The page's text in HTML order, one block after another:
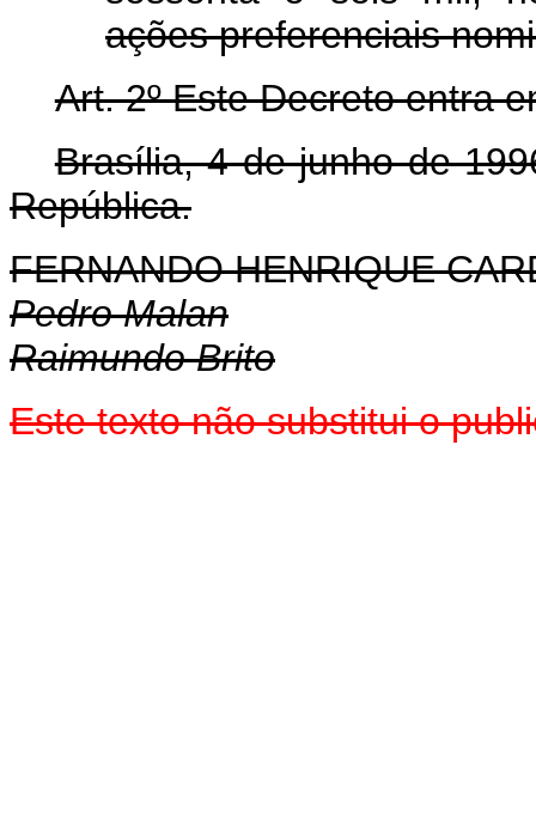
ações preferenciais
Art. 2º Este Decreto entra
Brasília, 4 de junho de
República.
FERNANDO HENRIQUE
Pedro Malan
Raimundo Brito
Este texto não substitui o